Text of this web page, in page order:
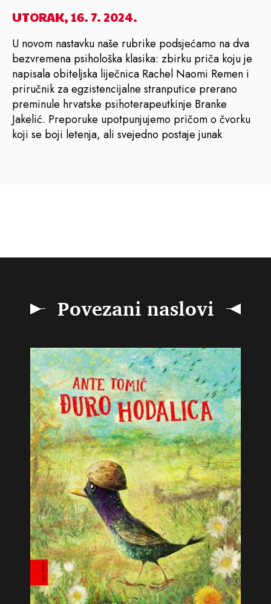
UTORAK, 16. 7. 2024.
U novom nastavku naše rubrike podsjećamo na dva
bezvremena psihološka klasika: zbirku priča koju je
napisala obiteljska liječnica Rachel Naomi Remen i
priručnik za egzistencijalne stranputice prerano
preminule hrvatske psihoterapeutkinje Branke
Jakelić. Preporuke upotpunjujemo pričom o čvorku
koji se boji letenja, ali svejedno postaje junak
Povezani naslovi